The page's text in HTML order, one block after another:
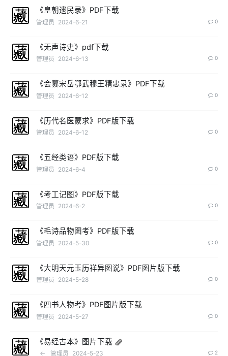
《皇朝遗民录》PDF下载
管理员 2024-6-21 0
《无声诗史》pdf下载
管理员 2024-6-13 0
《会纂宋岳鄂武穆王精忠录》PDF下载
管理员 2024-6-12 0
《历代名医蒙求》PDF版下载
管理员 2024-6-12 0
《五经类语》PDF版下载
管理员 2024-6-4 0
《考工记图》PDF版下载
管理员 2024-6-2 0
《毛诗品物图考》PDF版下载
管理员 2024-5-30 0
《大明天元玉历祥异图说》PDF图片版下载
管理员 2024-5-28 0
《四书人物考》PDF图片版下载
管理员 2024-5-27 0
《易经古本》图片下载
← 管理员 2024-5-23 2